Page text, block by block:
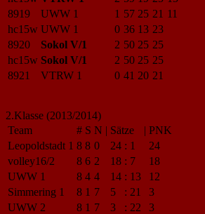
8919
UWW 1 1 57 25 21 11
hc15w UWW 1 0 36 13 23
8920
Sokol V/1 2 50 25 25
hc15w Sokol V/1 2 50 25 25
8921
VTRW 1 0 41 20 21
2.Klasse (2013/2014)
Team
# S N | Sätze | PNK
Leopoldstadt 1 8 8 0 24 : 1
24
volley16/2
8 6 2 18 : 7
18
UWW 1
8 4 4 14 : 13
12
Simmering 1
8 1 7 5 : 21
3
UWW 2
8 1 7 3 : 22 3